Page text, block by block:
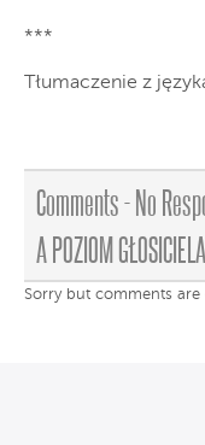
***
Tłumaczenie z
Comments -No
A POZIOM
Sorry but comments are